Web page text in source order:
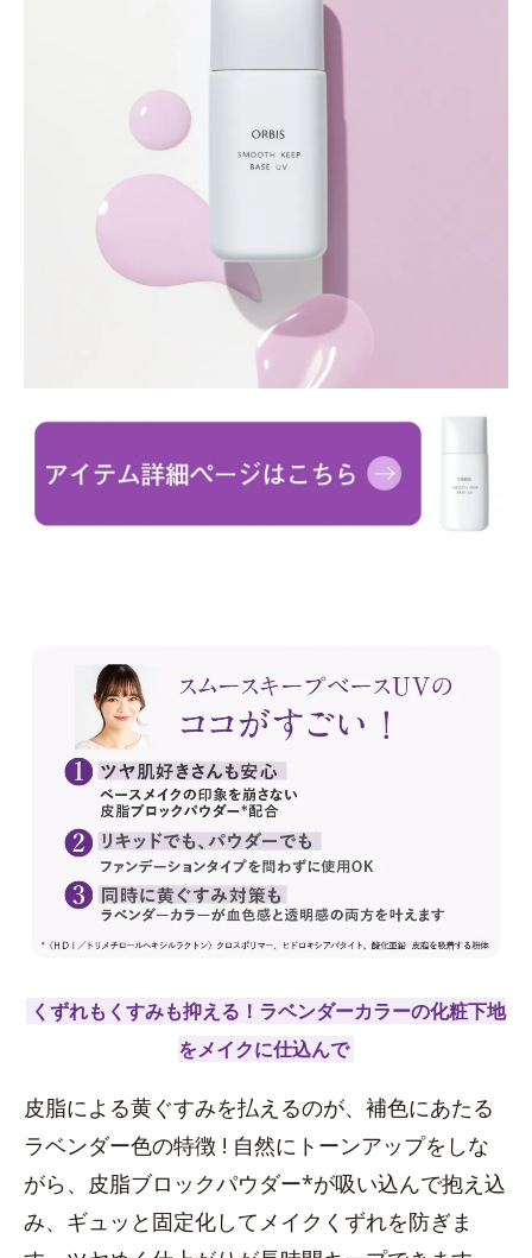
くずれもくすみも抑える！ラベンダーカラーの化粧下地
をメイクに仕込んで
皮脂による黄ぐすみを払えるのが、補色にあたる
ラベンダー色の特徴 ! 自然にトーンアップをしな
がら、皮脂ブロックパウダー*が吸い込んで抱え込
み、ギュッと固定化してメイクくずれを防ぎま